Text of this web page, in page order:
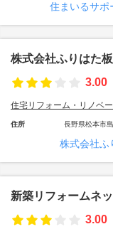
住まいるサポ
株式会社ふりはた
3.00
住宅リフォーム・リノベ
住所 長野県松本市
株式会社ふ
新築リフォームネ
3.00